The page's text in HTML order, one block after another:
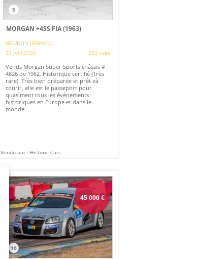
5
MORGAN +4SS FIA (1963)
MEUDON (FRANCE)
23 juin 2026
503 vues
Vends Morgan Super Sports châssis #
4826 de 1962. Historique certifié (Très
rare). Très bien préparée et prêt eà
courir, elle est le passeport pour
quasiment tous les événements
historiques en Europe et dans le
monde.
Vendu par : Historic Cars
45 000€
16